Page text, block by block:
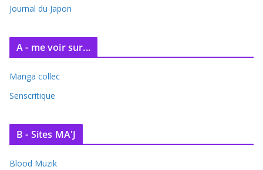
e
Journal du Japon
A - me voir sur...
Manga collec
Senscritique
B - Sites MA'J
Blood Muzik